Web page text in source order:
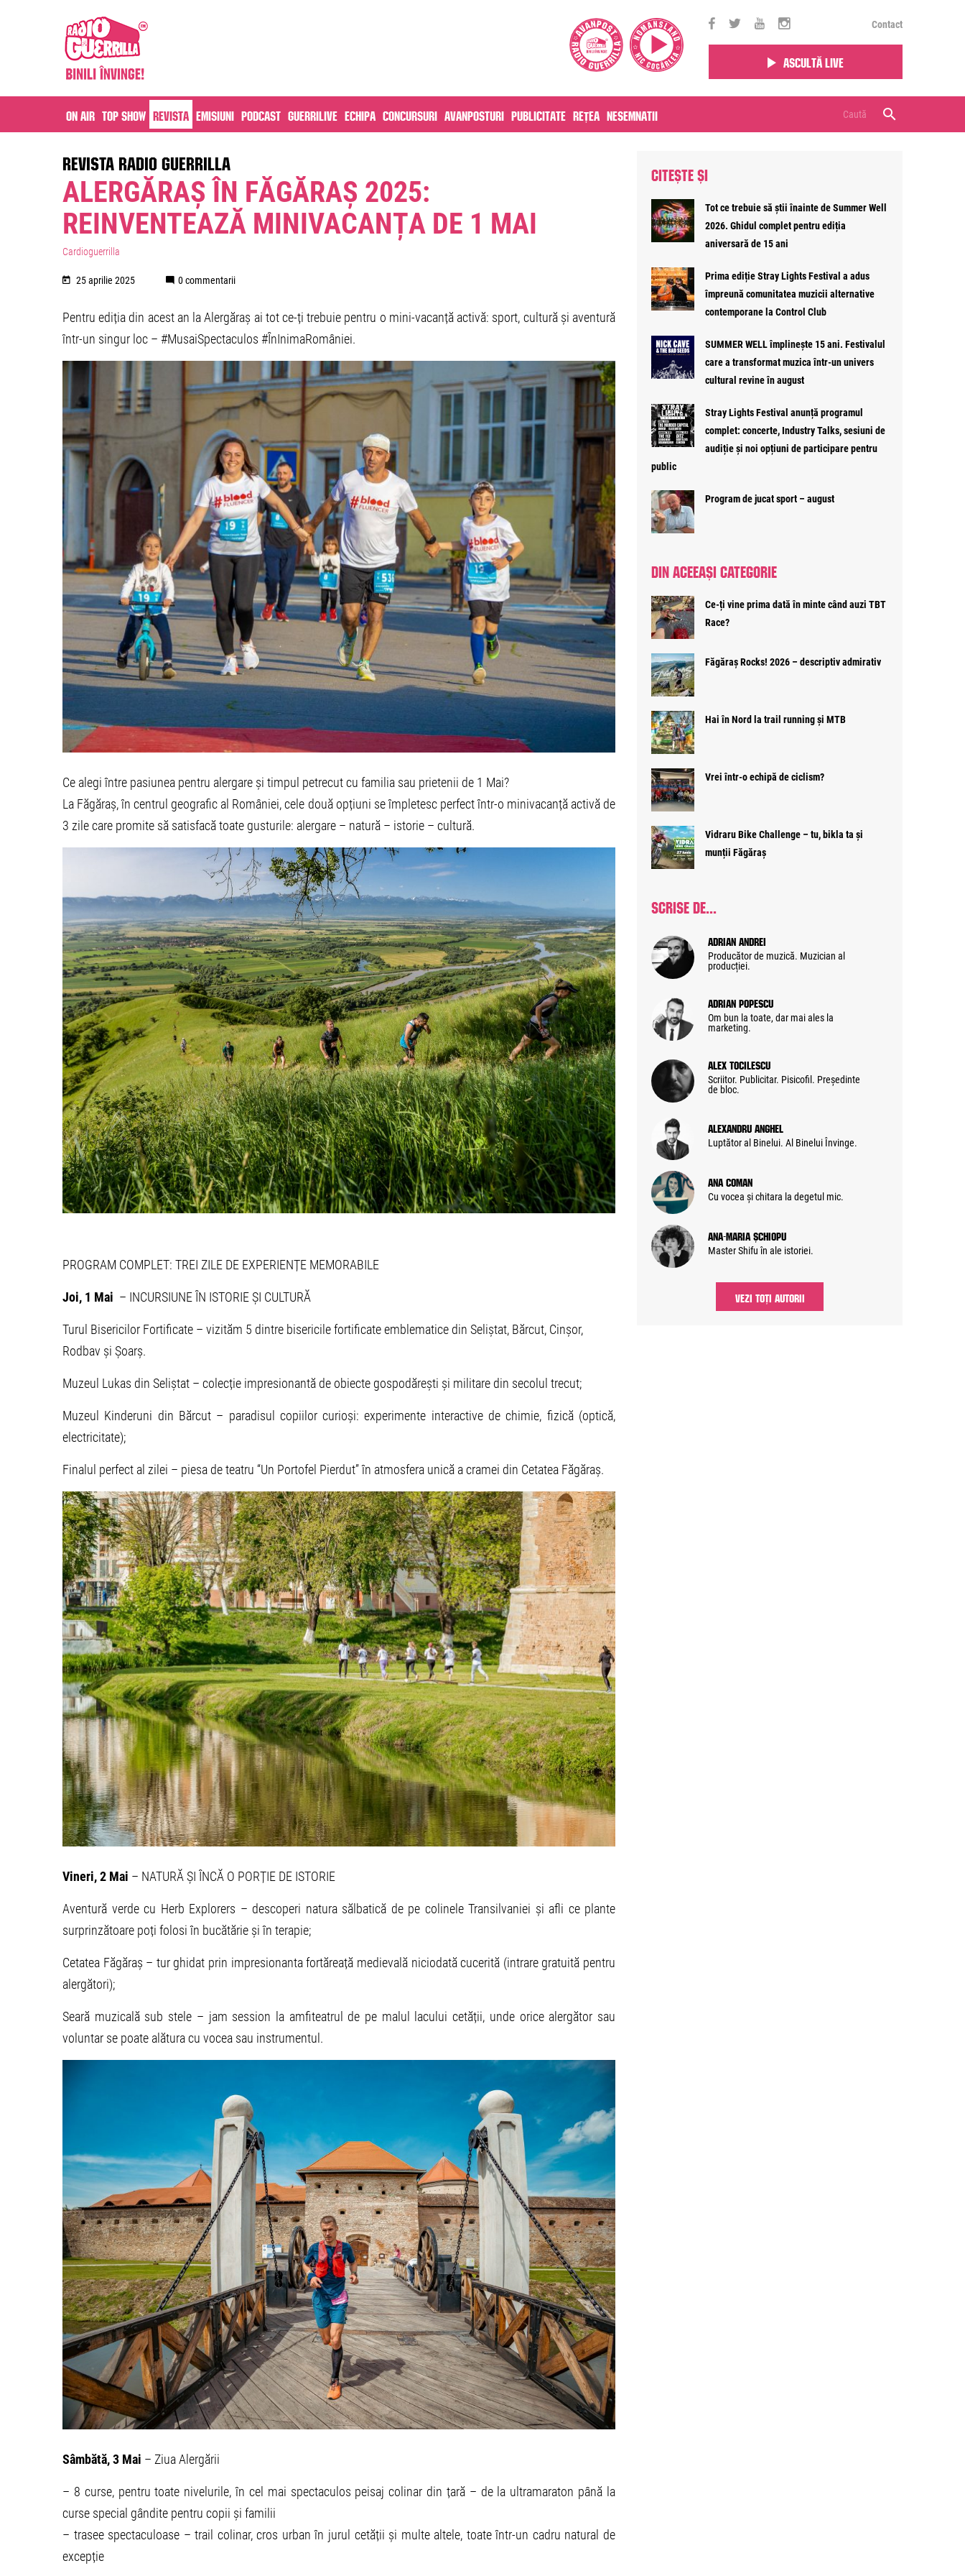
Contact
Ascultă live
On air Top Show Revista Emisiuni Podcast Guerrilive Echipa Concursuri Avanposturi Publicitate Rețea Nesemnatii
REVISTA RADIO GUERRILLA
ALERGĂRAȘ ÎN FĂGĂRAȘ 2025:
REINVENTEAZĂ MINIVACANȚA DE 1 MAI
Cardioguerrilla
25 aprilie 2025 0 commentarii
Pentru ediția din acest an la Alergăraș ai tot ce-ți trebuie pentru o mini-vacanță activă: sport, cultură și aventură
într-un singur loc – #MusaiSpectaculos #ÎnInimaRomâniei.
Ce alegi între pasiunea pentru alergare și timpul petrecut cu familia sau prietenii de 1 Mai?
La Făgăraș, în centrul geografic al României, cele două opțiuni se împletesc perfect într-o minivacanță activă de
3 zile care promite să satisfacă toate gusturile: alergare – natură – istorie – cultură.
PROGRAM COMPLET: TREI ZILE DE EXPERIENȚE MEMORABILE
Joi, 1 Mai – INCURSIUNE ÎN ISTORIE ȘI CULTURĂ
Turul Bisericilor Fortificate – vizităm 5 dintre bisericile fortificate emblematice din Seliștat, Bărcut, Cinșor,
Rodbav și Șoarș.
Muzeul Lukas din Seliștat – colecție impresionantă de obiecte gospodărești și militare din secolul trecut;
Muzeul Kinderuni din Bărcut – paradisul copiilor curioși: experimente interactive de chimie, fizică (optică,
electricitate);
Finalul perfect al zilei – piesa de teatru “Un Portofel Pierdut” în atmosfera unică a cramei din Cetatea Făgăraș.
Vineri, 2 Mai – NATURĂ ȘI ÎNCĂ O PORȚIE DE ISTORIE
Aventură verde cu Herb Explorers – descoperi natura sălbatică de pe colinele Transilvaniei și afli ce plante
surprinzătoare poți folosi în bucătărie și în terapie;
Cetatea Făgăraș – tur ghidat prin impresionanta fortăreață medievală niciodată cucerită (intrare gratuită pentru
alergători);
Seară muzicală sub stele – jam session la amfiteatrul de pe malul lacului cetății, unde orice alergător sau
voluntar se poate alătura cu vocea sau instrumentul.
Sâmbătă, 3 Mai – Ziua Alergării
– 8 curse, pentru toate nivelurile, în cel mai spectaculos peisaj colinar din țară – de la ultramaraton până la
curse special gândite pentru copii și familii
– trasee spectaculoase – trail colinar, cros urban în jurul cetății și multe altele, toate într-un cadru natural de
excepție
CITEȘTE ȘI
Tot ce trebuie să știi înainte de Summer Well
2026. Ghidul complet pentru ediția
aniversară de 15 ani
Prima ediție Stray Lights Festival a adus
împreună comunitatea muzicii alternative
contemporane la Control Club
SUMMER WELL împlinește 15 ani. Festivalul
care a transformat muzica într-un univers
cultural revine în august
Stray Lights Festival anunță programul
complet: concerte, Industry Talks, sesiuni de
audiție și noi opțiuni de participare pentru
public
Program de jucat sport – august
DIN ACEEAȘI CATEGORIE
Ce-ți vine prima dată în minte când auzi TBT
Race?
Făgăraș Rocks! 2026 – descriptiv admirativ
Hai în Nord la trail running și MTB
Vrei într-o echipă de ciclism?
Vidraru Bike Challenge – tu, bikla ta și
munții Făgăraș
SCRISE DE...
Adrian Andrei
Producător de muzică. Muzician al
producției.
Adrian Popescu
Om bun la toate, dar mai ales la
marketing.
Alex Tocilescu
Scriitor. Publicitar. Pisicofil. Președinte
de bloc.
Alexandru Anghel
Luptător al Binelui. Al Binelui Învinge.
Ana Coman
Cu vocea și chitara la degetul mic.
Ana-Maria Șchiopu
Master Shifu în ale istoriei.
VEZI TOȚI AUTORII